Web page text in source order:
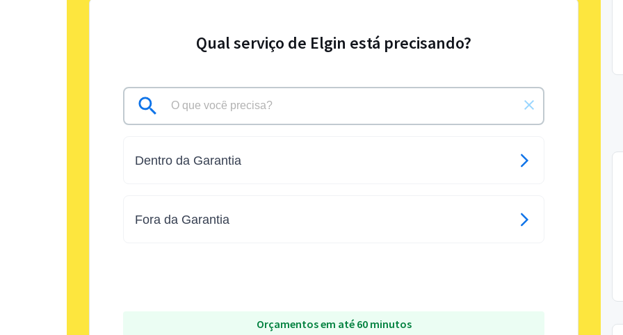
Qual serviço de Elgin está precisando?
Dentro da Garantia
Fora da Garantia
Orçamentos em até 60 minutos